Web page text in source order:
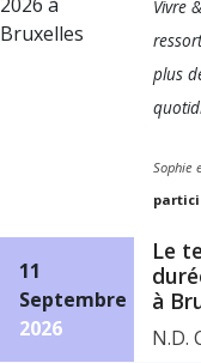
Vivre
plus
Sophie
11
Septembre
2026
Le
à
N.D.